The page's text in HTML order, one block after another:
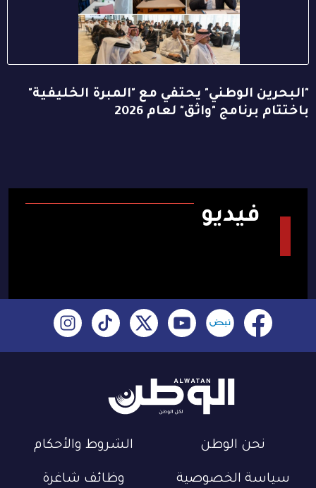
"البحرين الوطني" يحتفي مع "المبرة الخليفية"
باختتام برنامج "واثق" لعام 2026
فيديو
نحن الوطن الشروط والأحكام
سياسة الخصوصية وظائف شاغرة